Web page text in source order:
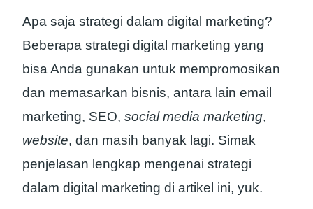
Apa saja strategi dalam digital marketing?
Beberapa strategi digital marketing yang
bisa Anda gunakan untuk mempromosikan
dan memasarkan bisnis, antara lain email
marketing, SEO, social media marketing,
website, dan masih banyak lagi. Simak
penjelasan lengkap mengenai strategi
dalam digital marketing di artikel ini, yuk.